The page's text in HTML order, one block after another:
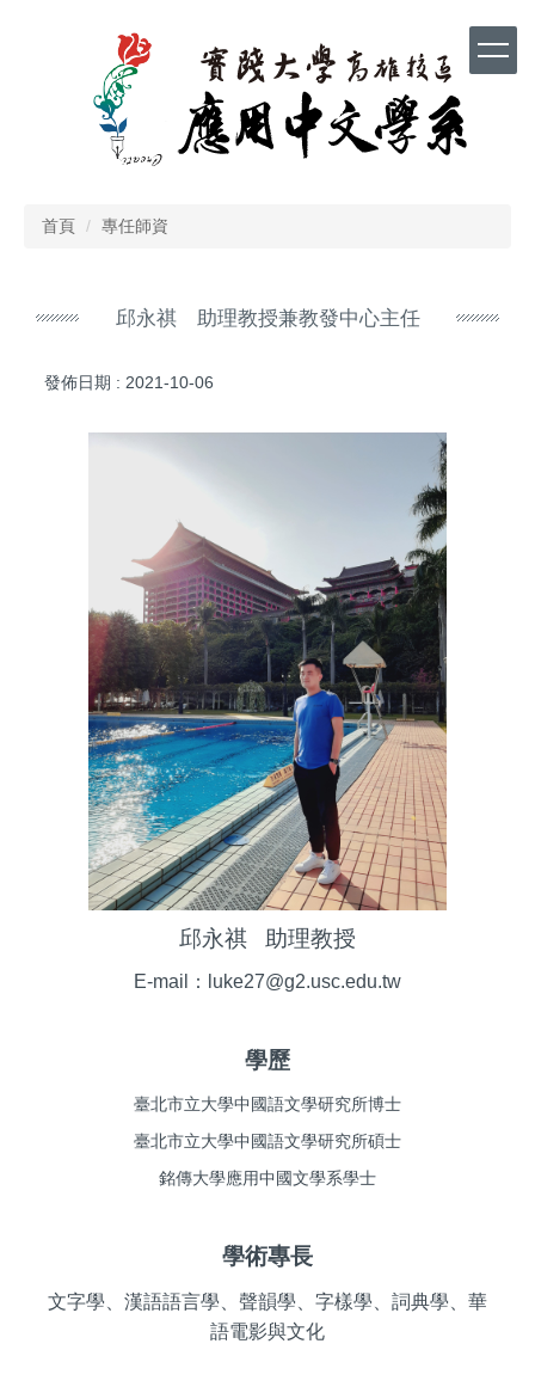
首頁 專任師資
邱永祺 助理教授兼教發中心主任
發佈日期 : 2021-10-06
邱永祺 助理教授
E-mail ：luke27@g2.usc.edu.tw
學歷
臺北市立大學中國語文學研究所博士
臺北市立大學中國語文學研究所碩士
銘傳大學應用中國文學系學士
學術專長
文字學、漢語語言學、聲韻學、字樣學、詞典學、華
語電影與文化